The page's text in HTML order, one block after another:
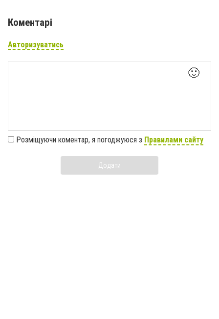
Коментарі
Авторизуватись
🙂
Розміщуючи коментар, я погоджуюся з Правилами сайту
Додати